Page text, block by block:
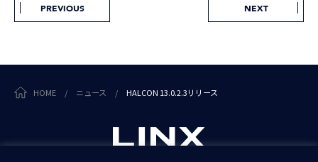
PREVIOUS NEXT
HOME / ニュース / HALCON 13.0.2.3リリース